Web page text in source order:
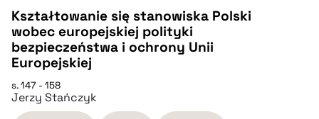
pobierz cytat
CZYSTY TEKST
pobierz cytat
Kształtowanie się stanowiska Polski
wobec europejskiej polityki
bezpieczeństwa i ochrony Unii
Europejskiej
s. 147 - 158
Jerzy Stańczyk